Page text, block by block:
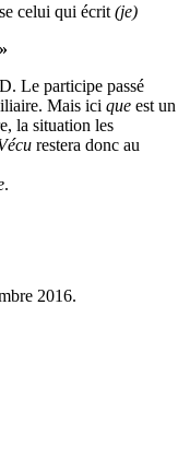
celui qui écrit (je)
»
Le participe passé
Mais ici que est un
la situation les
restera donc au
.
2016.